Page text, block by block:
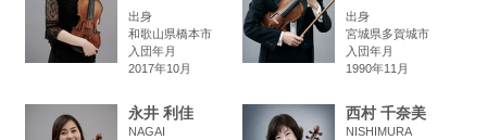
出身
和歌山県橋本市
入団年月
2017年10月
出身
宮城県多賀城市
入団年月
1990年11月
永井 利佳
NAGAI
西村 千奈美
NISHIMURA